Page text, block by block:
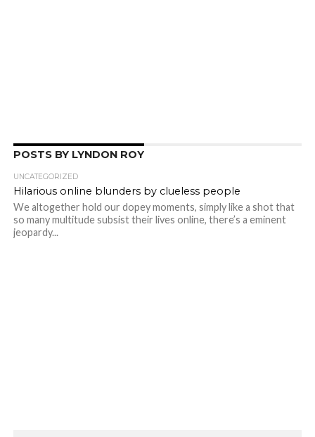
POSTS BY LYNDON ROY
UNCATEGORIZED
Hilarious online blunders by clueless people
We altogether hold our dopey moments, simply like a shot that
so many multitude subsist their lives online, there’s a eminent
jeopardy...